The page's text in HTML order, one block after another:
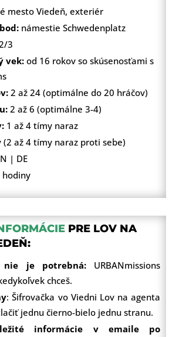
mesto Viedeň, exteriér
námestie Schwedenplatz
2/3
vek:od 16 rokov so skúsenosťami s
2 až 24 (optimálne do 20 hráčov)
2 až 6 (optimálne 3-4)
1 až 4 tímy naraz
(2 až 4 tímy naraz proti sebe)
| DE
hodiny
PRE LOV NA
nie je potrebná:URBANmissions
chceš.
: Šifrovačka vo Viedni Lov na agenta
jednu čierno-bielo jednu stranu.
informácie v emaile po